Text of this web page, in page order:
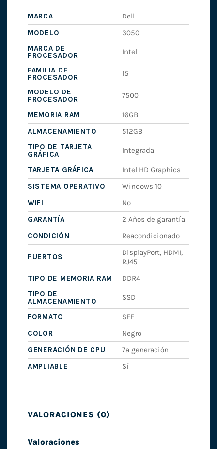
MARCA
Dell
MODELO
3050
MARCA DE
PROCESADOR
Intel
FAMILIA DE
PROCESADOR
i5
MODELO DE
PROCESADOR
7500
MEMORIA RAM
16GB
ALMACENAMIENTO
512GB
TIPO DE TARJETA
GRÁFICA
Integrada
TARJETA GRÁFICA
Intel HD Graphics
SISTEMA OPERATIVO
Windows 10
WIFI
No
GARANTÍA
2 Años de garantía
CONDICIÓN
Reacondicionado
PUERTOS
DisplayPort, HDMI,
RJ45
TIPO DE MEMORIA RAM
DDR4
TIPO DE
ALMACENAMIENTO
SSD
FORMATO
SFF
COLOR
Negro
GENERACIÓN DE CPU
7ª generación
AMPLIABLE
Sí
VALORACIONES (0)
Valoraciones